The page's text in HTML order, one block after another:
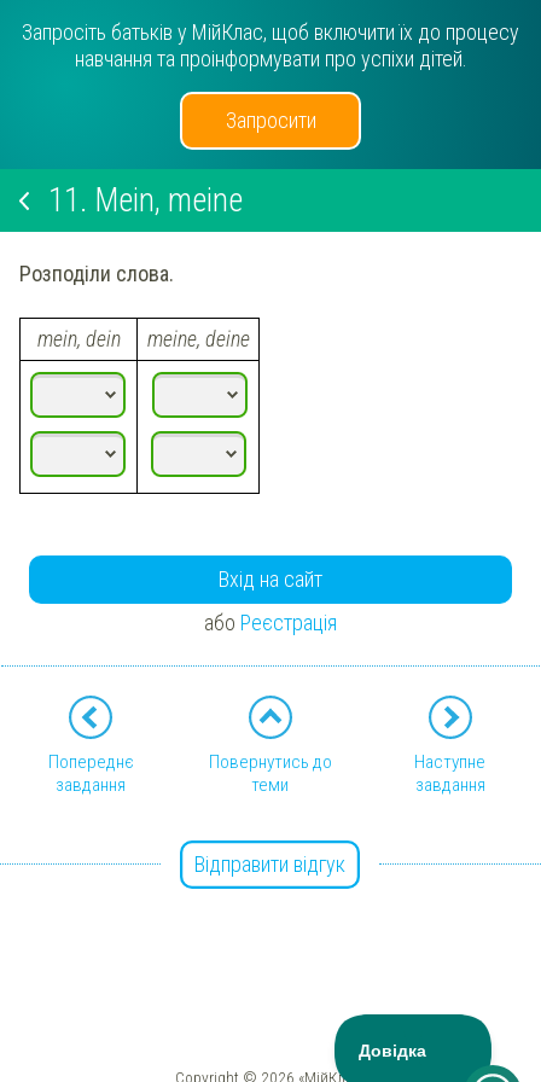
Запросіть батьків у МійКлас, щоб включити їх до процесу
навчання та проінформувати про успіхи дітей.
Запросити
11. Mein, meine
Розподіли слова.
mein, dein meine, deine
Вхід на сайт
або Реєстрація
Попереднє
завдання
Повернутись до
теми
Наступне
завдання
Відправити відгук
Copyright © 2026 «МійКлас»